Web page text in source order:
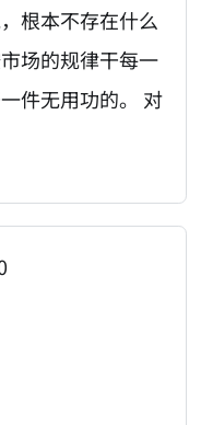
根本不存在什么
场的规律干每一
件无用功的。 对